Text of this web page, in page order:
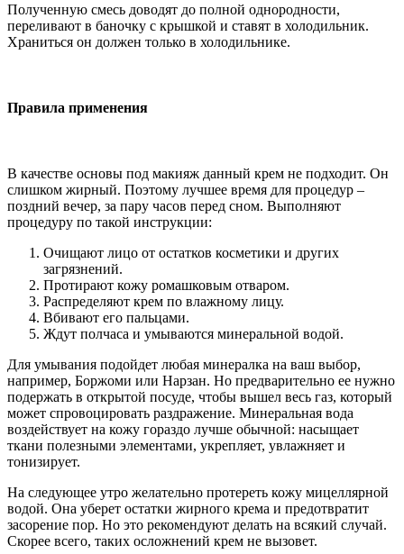
Полученную смесь доводят до полной однородности,
переливают в баночку с крышкой и ставят в холодильник.
Храниться он должен только в холодильнике.
Правила применения
В качестве основы под макияж данный крем не подходит. Он
слишком жирный. Поэтому лучшее время для процедур –
поздний вечер, за пару часов перед сном. Выполняют
процедуру по такой инструкции:
Очищают лицо от остатков косметики и других
загрязнений.
Протирают кожу ромашковым отваром.
Распределяют крем по влажному лицу.
Вбивают его пальцами.
Ждут полчаса и умываются минеральной водой.
Для умывания подойдет любая минералка на ваш выбор,
например, Боржоми или Нарзан. Но предварительно ее нужно
подержать в открытой посуде, чтобы вышел весь газ, который
может спровоцировать раздражение. Минеральная вода
воздействует на кожу гораздо лучше обычной: насыщает
ткани полезными элементами, укрепляет, увлажняет и
тонизирует.
На следующее утро желательно протереть кожу мицеллярной
водой. Она уберет остатки жирного крема и предотвратит
засорение пор. Но это рекомендуют делать на всякий случай.
Скорее всего, таких осложнений крем не вызовет.